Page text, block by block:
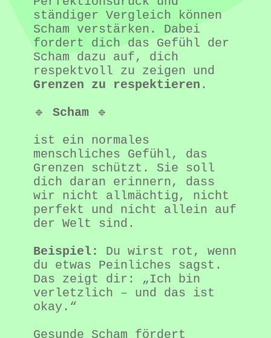
ständiger Vergleich können
Scham verstärken. Dabei
fordert dich das Gefühl der
Scham dazu auf, dich
Grenzen zu respektieren .
🔹 Scham 🔹
ist ein normales
menschliches Gefühl, das
Grenzen schützt. Sie soll
dich daran erinnern, dass
wir nicht allmächtig, nicht
perfekt und nicht allein auf
der Welt sind.
Beispiel:
Du wirst rot, wenn
du etwas Peinliches sagst.
Das zeigt dir: „Ich bin
verletzlich – und das ist
okay.“